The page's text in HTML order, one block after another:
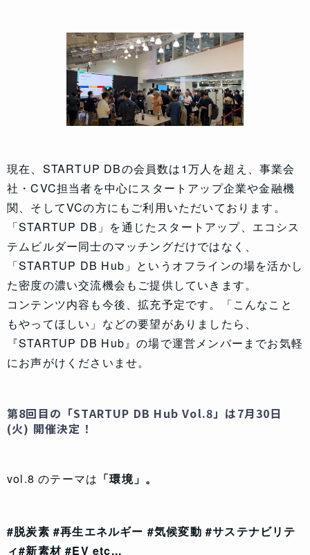
現在、STARTUP DBの会員数は1万人を超え、事業会
社・CVC担当者を中心にスタートアップ企業や金融機
関、そしてVCの方にもご利用いただいております。
「STARTUP DB」を通じたスタートアップ、エコシス
テムビルダー同士のマッチングだけではなく、
「STARTUP DB Hub」というオフラインの場を活かし
た密度の濃い交流機会もご提供していきます。
コンテンツ内容も今後、拡充予定です。「こんなこと
もやってほしい」などの要望がありましたら、
『STARTUP DB Hub』の場で運営メンバーまでお気軽
にお声がけくださいませ。
第8回目の「STARTUP DB Hub Vol.8」は7月30日
(火) 開催決定！
vol.8 のテーマは 「環境」。
#脱炭素 #再生エネルギー #気候変動 #サステナビリテ
ィ#新素材 #EV etc...